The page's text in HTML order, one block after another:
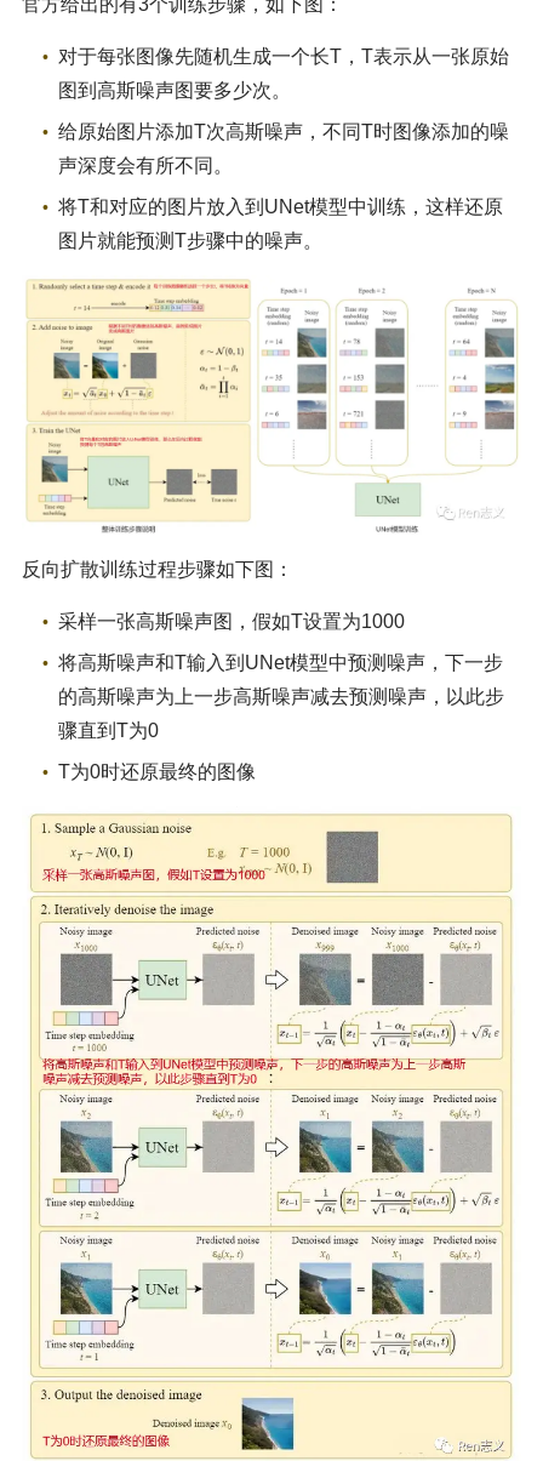
对于每张图像先随机生成一个长T，T表示从一张原始
图到高斯噪声图要多少次。
给原始图片添加T次高斯噪声，不同T时图像添加的噪
声深度会有所不同。
将T和对应的图片放入到UNet模型中训练，这样还原
图片就能预测T步骤中的噪声。
反向扩散训练过程步骤如下图：
采样一张高斯噪声图，假如T设置为1000
将高斯噪声和T输入到UNet模型中预测噪声，下一步
的高斯噪声为上一步高斯噪声减去预测噪声，以此步
骤直到T为0
T为0时还原最终的图像